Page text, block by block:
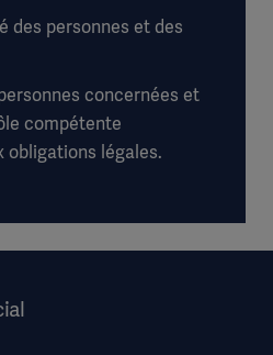
des personnes et des
concernées et
compétente
obligations légales.